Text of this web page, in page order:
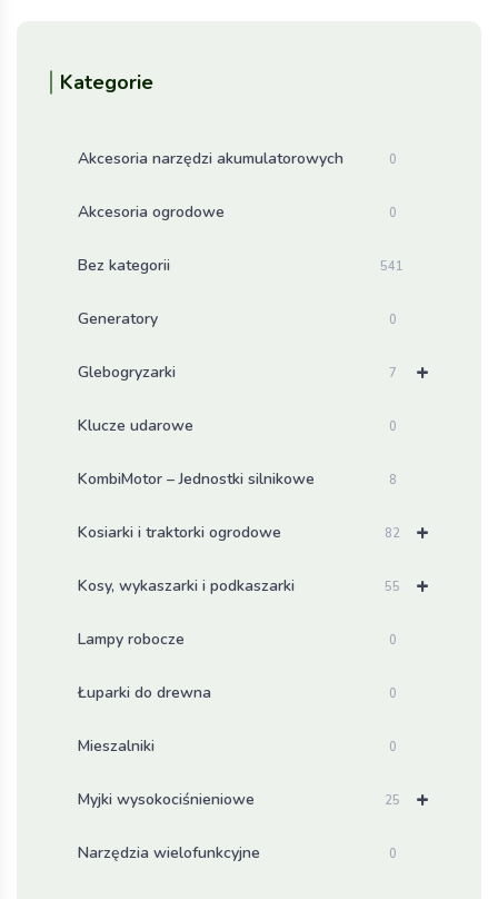
Kategorie
Akcesoria narzędzi akumulatorowych 0
Akcesoria ogrodowe 0
Bez kategorii 541
Generatory 0
+
Glebogryzarki 7
Klucze udarowe 0
KombiMotor – Jednostki silnikowe 8
+
Kosiarki i traktorki ogrodowe 82
+
Kosy, wykaszarki i podkaszarki 55
Lampy robocze 0
Łuparki do drewna 0
Mieszalniki 0
+
Myjki wysokociśnieniowe 25
Narzędzia wielofunkcyjne 0